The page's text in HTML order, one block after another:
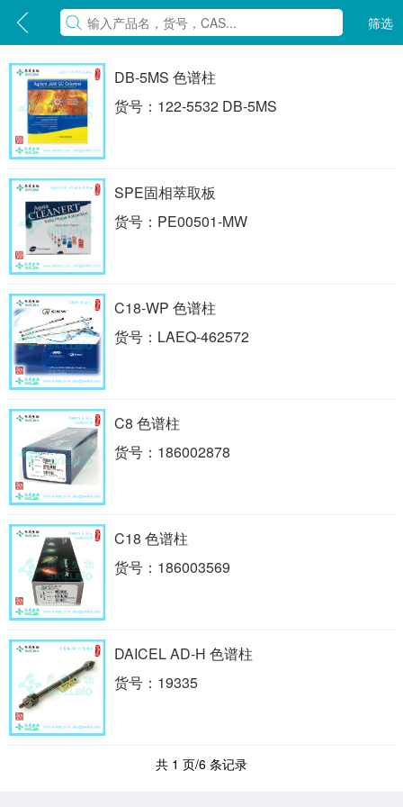
筛选
DB-5MS 色谱柱
货号：122-5532 DB-5MS
SPE固相萃取板
货号：PE00501-MW
C18-WP 色谱柱
货号：LAEQ-462572
C8 色谱柱
货号：186002878
C18 色谱柱
货号：186003569
DAICEL AD-H 色谱柱
货号：19335
共 1 页/6 条记录